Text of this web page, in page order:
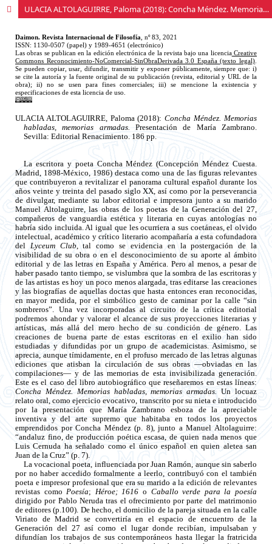
ULACIA ALTOLAGUIRRE, Paloma (2018): Concha Méndez. Memorias habladas, memorias armadas. Presentación de María Zambrano. Sevilla: Editorial Renacimiento. 186 pp.